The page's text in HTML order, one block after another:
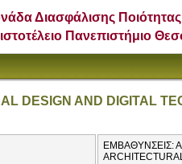
Διασφάλισης Ποιότητας
Πανεπιστήμιο
DESIGN AND DIGITAL
ΕΜΒΑΘΥΝΣΕΙΣ: